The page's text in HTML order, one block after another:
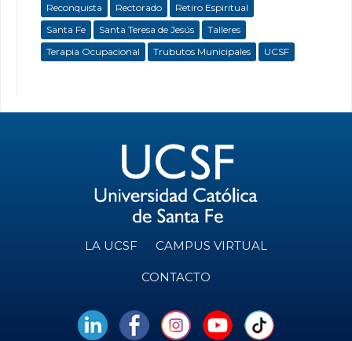
Reconquista
Rectorado
Retiro Espiritual
Santa Fe
Santa Teresa de Jesús
Talleres
Terapia Ocupacional
Trubutos Municipales UCSF
LA UCSF CAMPUS VIRTUAL
CONTACTO